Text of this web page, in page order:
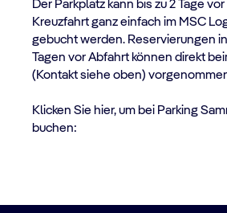
Der Parkplatz kann bis zu 2 Tage
Kreuzfahrt ganz einfach im MSC
gebucht werden. Reservierungen
Tagen vor Abfahrt können direkt
(Kontakt siehe oben)
Klicken Sie hier, um bei Parking
buchen: